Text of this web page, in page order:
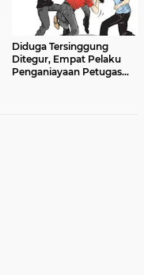
Diduga Tersinggung
Ditegur, Empat Pelaku
Penganiayaan Petugas